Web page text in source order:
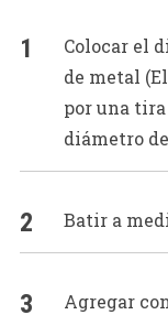
Colocar el
de metal
por una tira
diámetro
Batir a
Agregar